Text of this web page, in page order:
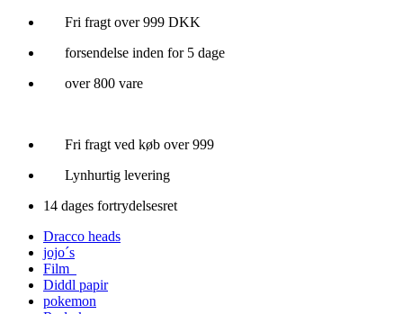
Videre
indhold
Fri fragt over 999 DKK
forsendelse inden for 5 dage
over 800 vare
Fri fragt ved køb over 999
Lynhurtig levering
14 dages fortrydelsesret
Dracco heads
jojo´s
Film
Diddl papir
pokemon